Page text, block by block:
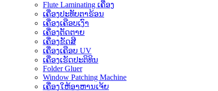
Flute Laminating ເຄື່ອງ
ເຄື່ອງປະທັບຕາຮ້ອນ
ເຄື່ອງເຄືອບເງົາ
ເຄື່ອງຕັດຕາຍ
ເຄື່ອງຂັດສີ
ເຄື່ອງເຄືອບ UV
ເຄື່ອງເຮັດປະຕິທິນ
Folder Gluer
Window Patching Machine
ເຄື່ອງໃຫ້ອາຫານເຈ້ຍ